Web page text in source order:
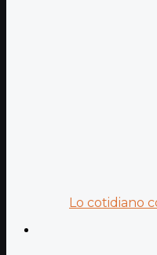
Lo cotidiano